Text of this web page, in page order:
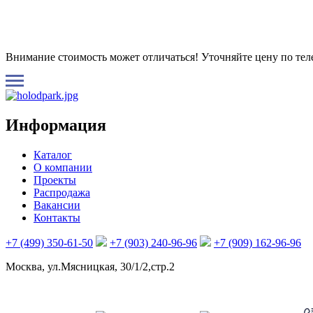
Внимание стоимость может отличаться! Уточняйте цену по
Информация
Каталог
О компании
Проекты
Распродажа
Вакансии
Контакты
+7 (499) 350-61-50 +7 (903) 240-96-96
+7 (909) 162-96-96
Москва, ул.Мясницкая, 30/1/2,стр.2